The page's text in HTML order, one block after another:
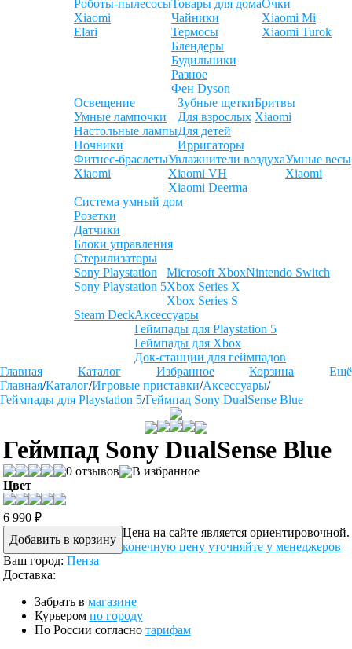
Роботы-пылесосы
Xiaomi
Elari
Товары для дома
Чайники
Термосы
Блендеры
Будильники
Разное
Фен Dyson
Очки
Xiaomi Mi
Xiaomi Turok
Освещение
Умные лампочки
Настольные лампы
Ночники
Зубные щетки
Для взрослых
Для детей
Ирригаторы
Бритвы
Xiaomi
Фитнес-браслеты
Xiaomi
Увлажнители воздуха
Xiaomi VH
Xiaomi Deerma
Умные весы
Xiaomi
Система умный дом
Розетки
Датчики
Блоки управления
Стерилизаторы
Sony Playstation
Sony Playstation 5
Microsoft Xbox
Xbox Series X
Xbox Series S
Nintendo Switch
Steam DeckАксессуары
Геймпады для Playstation 5
Геймпады для Xbox
Док-станции для геймпадов
Главная
Каталог Избранное Корзина
Ещё
Главная/Каталог/Игровые приставки/Аксессуары/
Геймпады для Playstation 5/Геймпад Sony DualSense Blue
Геймпад Sony DualSense Blue
0 отзывов
В избранное
Цвет
6 990 ₽
Добавить в корзину
Цена на сайте является ориентировочной.
конечную цену уточняйте у менеджеров
Ваш город: Пенза
Доставка:
Забрать в магазине
Курьером по городу
По России согласно тарифам